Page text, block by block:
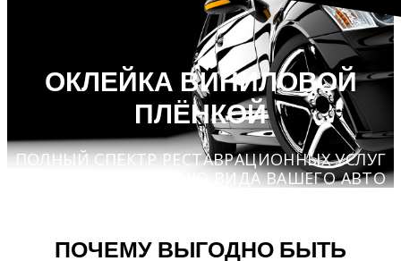
ОКЛЕЙКА ВИНИЛОВОЙ
ПЛЁНКОЙ
ПОЛНЫЙ СПЕКТР РЕСТАВРАЦИОННЫХ УСЛУГ
ПО ВОССТАНОВЛЕНИЮ ВИДА ВАШЕГО АВТО
ПОЧЕМУ ВЫГОДНО БЫТЬ